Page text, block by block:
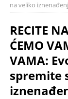
na veliko
RECITE
ĆEMO
VAMA:
spremite